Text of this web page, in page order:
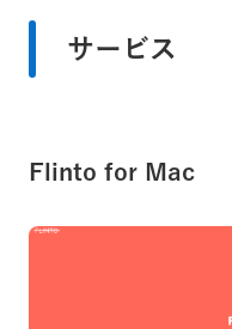
サービス
Flinto for Mac